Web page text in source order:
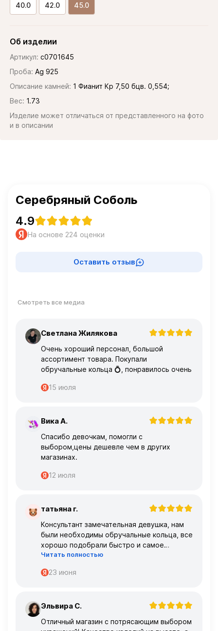
40.0 42.0 45.0
Об изделии
Артикул: с0701645
Проба: Ag 925
Описание камней: 1 Фианит Кр 7,50 бцв. 0,554;
Вес: 1.73
Изделие может отличаться от представленного на фото
и в описании
Серебряный Соболь
4.9
На основе 224 оценки
Оставить отзыв
Смотреть все медиа
С Светлана Жилякова
Очень хороший персонал, большой
ассортимент товара. Покупали
обручальные кольца 💍, понравилось очень
15 июля
В Вика А.
Спасибо девочкам, помогли с
выбором,цены дешевле чем в других
магазинах.
12 июля
Т татьяна г.
Консультант замечательная девушка, нам
были необходимы обручальные кольца, все
хорошо подобрали быстро и самое
главное, что все подошло по размеру с
Читать полностью
23 июня
Э Эльвира С.
Отличный магазин с потрясающим выбором